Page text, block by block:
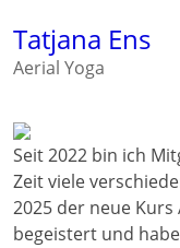
Tatjana Ens
Aerial Yoga
Seit 2022 bin ich
Zeit viele
2025 der neue
begeistert und